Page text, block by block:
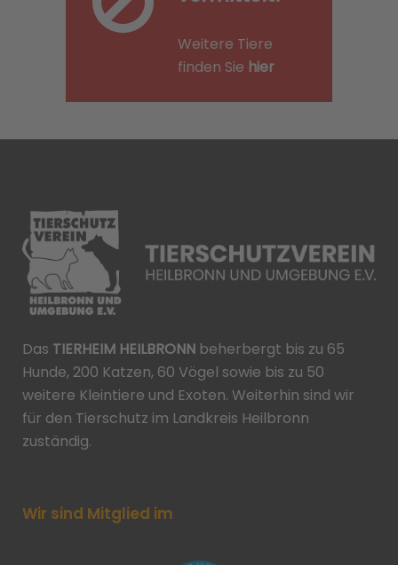
Weitere Tiere
finden Sie hier
Das TIERHEIM HEILBRONN beherbergt bis zu 65
Hunde, 200 Katzen, 60 Vögel sowie bis zu 50
weitere Kleintiere und Exoten. Weiterhin sind wir
für den Tierschutz im Landkreis Heilbronn
zuständig.
Wir sind Mitglied im